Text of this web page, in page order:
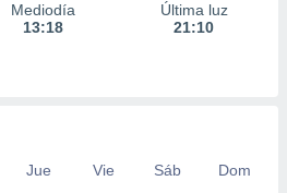
Mediodía
13:18
Última luz
21:10
Jue Vie Sáb
Dom